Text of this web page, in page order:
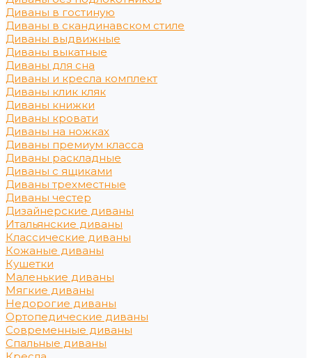
Диваны в гостиную
Диваны в скандинавском стиле
Диваны выдвижные
Диваны выкатные
Диваны для сна
Диваны и кресла комплект
Диваны клик кляк
Диваны книжки
Диваны кровати
Диваны на ножках
Диваны премиум класса
Диваны раскладные
Диваны с ящиками
Диваны трехместные
Диваны честер
Дизайнерские диваны
Итальянские диваны
Классические диваны
Кожаные диваны
Кушетки
Маленькие диваны
Мягкие диваны
Недорогие диваны
Ортопедические диваны
Современные диваны
Спальные диваны